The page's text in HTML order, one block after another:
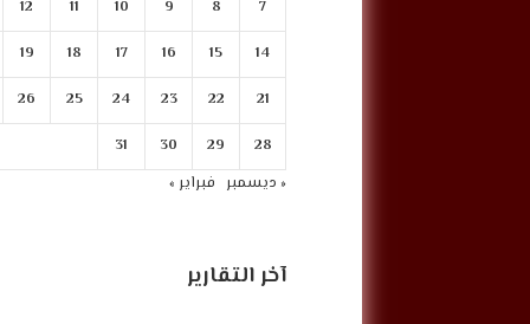
7
8
9
10
11
12
14
15
16
17
18
19
21
22
23
24
25
26
28
29
30
31
« ديسمبر فبراير »
آخر التقارير